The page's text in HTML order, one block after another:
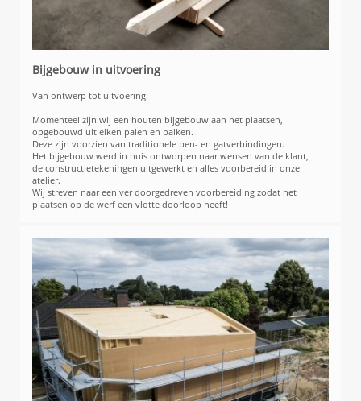
Bijgebouw in uitvoering
Van ontwerp tot uitvoering!
Momenteel zijn wij een houten bijgebouw aan het plaatsen,
opgebouwd uit eiken palen en balken.
Deze zijn voorzien van traditionele pen- en gatverbindingen.
Het bijgebouw werd in huis ontworpen naar wensen van de klant,
de constructietekeningen uitgewerkt en alles voorbereid in onze
atelier.
Wij streven naar een ver doorgedreven voorbereiding zodat het
plaatsen op de werf een vlotte doorloop heeft!